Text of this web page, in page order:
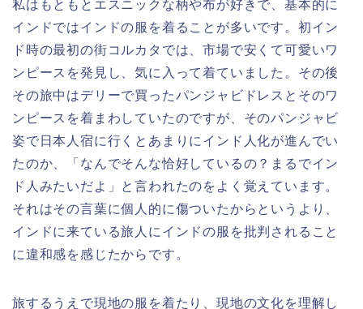
私はもともとエスニックな柄や布が好きで、基本的に
インドではインドの服を着ることが多いです。初イン
ド時の最初の街コルカタでは、市場で安くて可愛いワ
ンピースを発見し、気に入って着ていました。その後
その旅中はデリーで買ったパンジャビドレスとそのワ
ンピースを着まわしていたのですが、そのパンジャビ
姿で日本人宿に行くとあまりにインド人化が進んでい
たのか、「なんでそんな恰好しているの？まるでイン
ド人みたいだよ」と言われたのをよく覚えています。
それはその言葉に個人的に傷ついたからというより、
インドに来ている旅人にインドの服を批判されること
に違和感を感じたからです。
旅するうえで現地の服を着たり、現地の文化を理解し